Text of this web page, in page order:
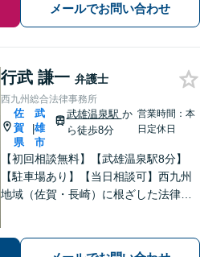
メールでお問い合わせ
行武 謙一 弁護士
西九州総合法律事務所
佐
賀
県
|
武
雄
市
武雄温泉駅 か
ら徒歩8分
営業時間：本
日定休日
【初回相談無料】【武雄温泉駅8分】
【駐車場あり】【当日相談可】西九州
地域（佐賀・長崎）に根ざした法律事
親しみやすい弁護士として、あなたの